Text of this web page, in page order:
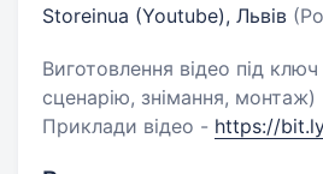
Storeinua (Youtube), Львів
Виготовлення відео під
сценарію, знімання, монтаж)
Приклади відео - https://